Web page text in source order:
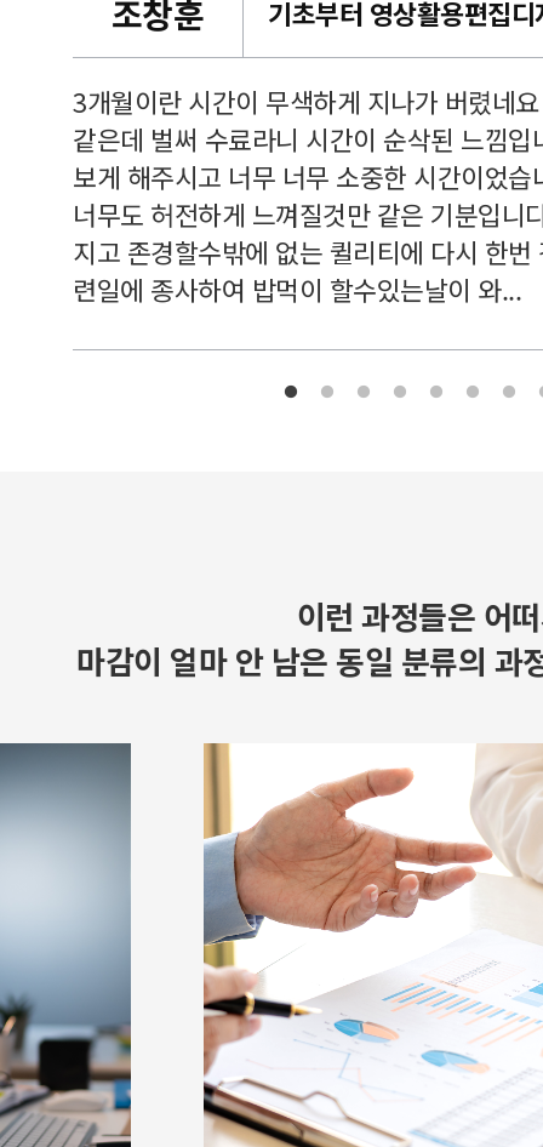
조창훈
3개월이란 시간이 무색하게 지나가 버렸네
같은데 벌써 수료라니 시간이 순삭된 느낌
보게 해주시고 너무 너무 소중한 시간이었
너무도 허전하게 느껴질것만 같은 기분입니
지고 존경할수밖에 없는 퀼리티에 다시 한
련일에 종사하여 밥먹이 할수있는날이 와...
이런 과정들은 어
마감이 얼마 안 남은 동일 분류의 과